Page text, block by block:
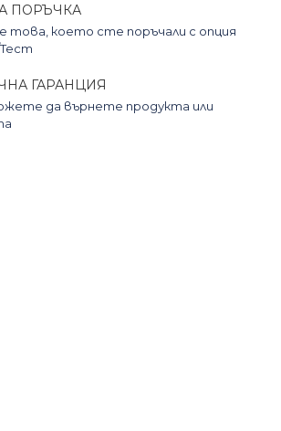
ПОРЪЧКА
това, което сте поръчали с опция
ГАРАНЦИЯ
да върнете продукта или